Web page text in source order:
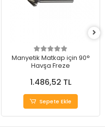
Manyetik Matkap için 90°
Havşa Freze
1.486,52 TL
Sepete Ekle